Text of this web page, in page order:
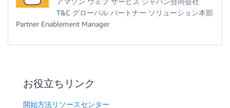
T&C グローバル パートナー ソリューション本部
Partner Enablement Manager
お役立ちリンク
開始方法リソースセンター